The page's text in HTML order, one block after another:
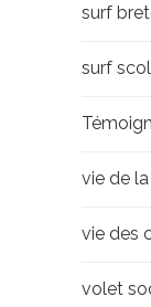
surf
surf
vie de
vie des
volet